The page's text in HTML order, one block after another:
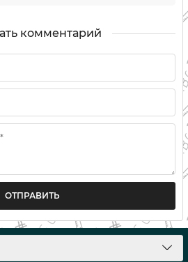
комментарий
ОТПРАВИТЬ